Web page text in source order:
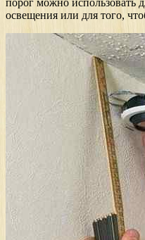
порог можно использовать
освещения или для того,